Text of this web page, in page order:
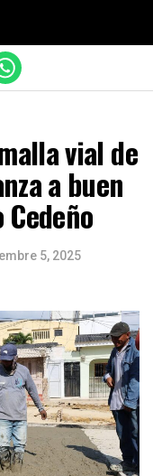
vial de
a buen
5, 2025